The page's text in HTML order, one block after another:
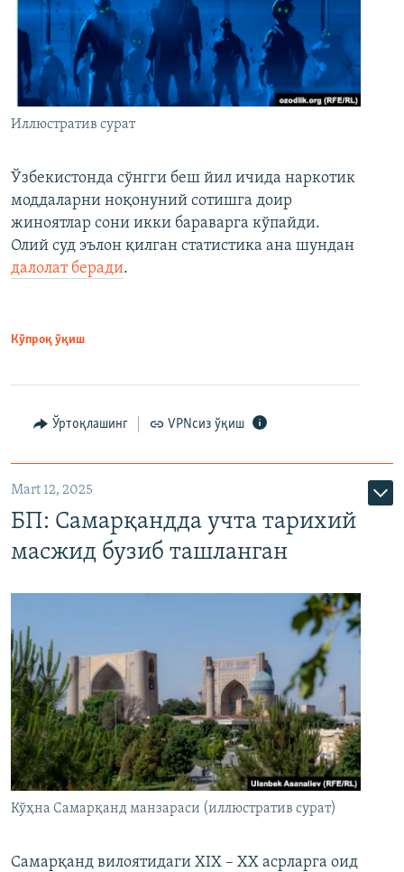
Иллюстратив сурат
Ўзбекистонда сўнгги беш йил ичида наркотик
моддаларни ноқонуний сотишга доир
жиноятлар сони икки бараварга кўпайди.
Олий суд эълон қилган статистика ана шундан
далолат беради.
Кўпроқ ўқиш
Ўртоқлашинг VPNсиз ўқиш
Mart 12, 2025
БП: Самарқандда учта тарихий
масжид бузиб ташланган
Кўҳна Самарқанд манзараси (иллюстратив сурат)
Самарқанд вилоятидаги XIX – XX асрларга оид